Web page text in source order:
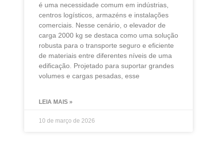
é uma necessidade comum em indústrias,
centros logísticos, armazéns e instalações
comerciais. Nesse cenário, o elevador de
carga 2000 kg se destaca como uma solução
robusta para o transporte seguro e eficiente
de materiais entre diferentes níveis de uma
edificação. Projetado para suportar grandes
volumes e cargas pesadas, esse
LEIA MAIS »
10 de março de 2026